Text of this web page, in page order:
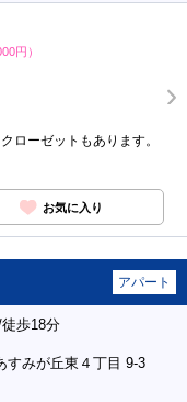
円）
ローゼットもあります。
お気に入り
アパート
歩18分
すみが丘東４丁目 9-3